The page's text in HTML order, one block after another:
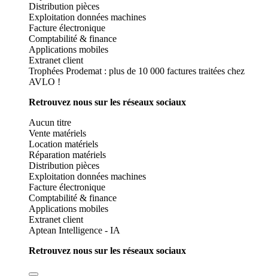
Distribution pièces
Exploitation données machines
Facture électronique
Comptabilité & finance
Applications mobiles
Extranet client
Trophées Prodemat : plus de 10 000 factures traitées chez
AVLO !
Retrouvez nous sur les réseaux sociaux
Aucun titre
Vente matériels
Location matériels
Réparation matériels
Distribution pièces
Exploitation données machines
Facture électronique
Comptabilité & finance
Applications mobiles
Extranet client
Aptean Intelligence - IA
Retrouvez nous sur les réseaux sociaux